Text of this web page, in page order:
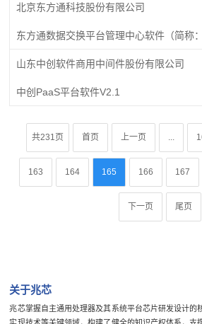
北京东方通科技股份有限公司
东方通数据交换平台管理中心软件（简称
山东中创软件商用中间件股份有限公司
中创PaaS平台软件V2.1
共231页 首页 上一页
163 164 165 166 167
下一页 尾页
关于兆芯
兆芯掌握自主通用处理器及其系统平台芯片研发设计的